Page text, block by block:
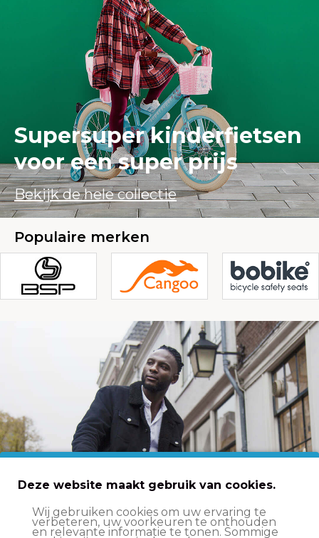
Supersuper kinderfietsen
voor een super prijs
Bekijk de hele collectie
Populaire merken
Transportfietsen,
Deze website maakt gebruik van cookies.
Wij gebruiken cookies om uw ervaring te
verbeteren, uw voorkeuren te onthouden
en relevante informatie te tonen. Sommige